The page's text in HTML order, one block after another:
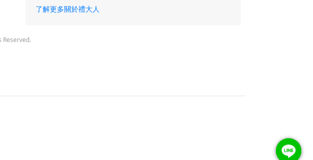
了解更多關於禮大人
Reserved.